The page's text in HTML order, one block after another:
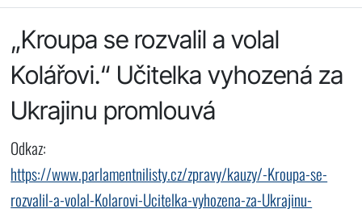
„Kroupa se rozvalil a volal
Kolářovi.“ Učitelka vyhozená za
Ukrajinu promlouvá
Odkaz:
https://www.parlamentnilisty.cz/zpravy/kauzy/-Kroupa-se-
rozvalil-a-volal-Kolarovi-Ucitelka-vyhozena-za-Ukrajinu-